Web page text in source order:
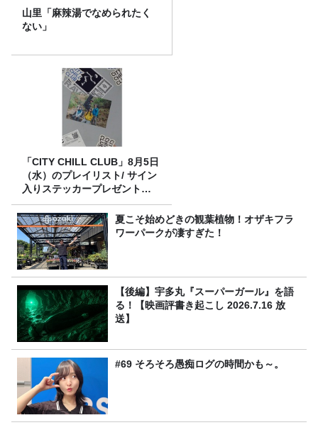
山里「麻辣湯でなめられたく
ない」
「CITY CHILL CLUB」8月5日
（水）のプレイリスト/ サイン
入りステッカープレゼント有
り
夏こそ始めどきの観葉植物！オザキフラ
ワーパークが凄すぎた！
【後編】宇多丸『スーパーガール』を語
る！【映画評書き起こし 2026.7.16 放
送】
#69 そろそろ愚痴ログの時間かも～。